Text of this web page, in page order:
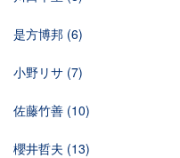
是方博邦 (6)
小野リサ (7)
佐藤竹善 (10)
櫻井哲夫 (13)